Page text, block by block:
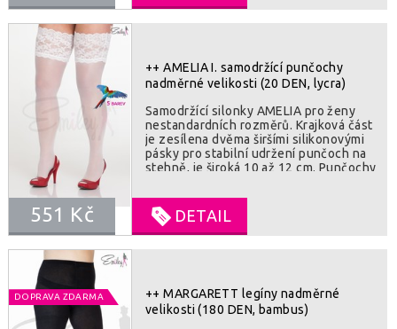
++ AMELIA I. samodržící punčochy
nadměrné velikosti (20 DEN, lycra)
Samodržící silonky AMELIA pro ženy
nestandardních rozměrů. Krajková část
je zesílena dvěma širšími silikonovými
pásky pro stabilní udržení punčoch na
stehně, je široká 10 až 12 cm. Punčochy
lehkém lesku. SLOZENI : 90% polyamid,
10% elastan
551 Kč DETAIL
++ MARGARETT legíny nadměrné
velikosti (180 DEN, bambus)
DOPRAVA ZDARMA